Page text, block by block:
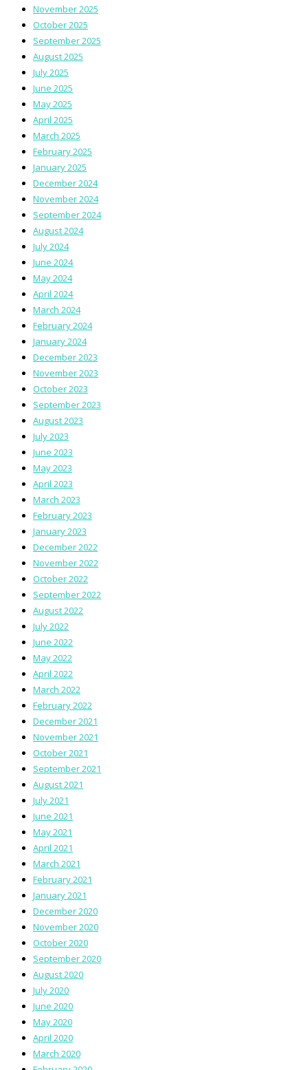
November 2025
October 2025
September 2025
August 2025
July 2025
June 2025
May 2025
April 2025
March 2025
February 2025
January 2025
December 2024
November 2024
September 2024
August 2024
July 2024
June 2024
May 2024
April 2024
March 2024
February 2024
January 2024
December 2023
November 2023
October 2023
September 2023
August 2023
July 2023
June 2023
May 2023
April 2023
March 2023
February 2023
January 2023
December 2022
November 2022
October 2022
September 2022
August 2022
July 2022
June 2022
May 2022
April 2022
March 2022
February 2022
December 2021
November 2021
October 2021
September 2021
August 2021
July 2021
June 2021
May 2021
April 2021
March 2021
February 2021
January 2021
December 2020
November 2020
October 2020
September 2020
August 2020
July 2020
June 2020
May 2020
April 2020
March 2020